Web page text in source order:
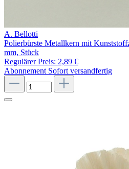
A. Bellotti
Polierbürste Metallkern mit
mm, Stück
Regulärer Preis: 2,89 €
Abonnement Sofort versandfertig